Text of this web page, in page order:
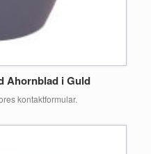
Ahornblad i Guld
kontaktformular.